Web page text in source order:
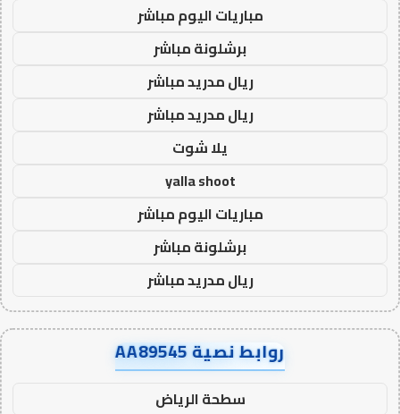
مباريات اليوم مباشر
برشلونة مباشر
ريال مدريد مباشر
ريال مدريد مباشر
يلا شوت
yalla shoot
مباريات اليوم مباشر
برشلونة مباشر
ريال مدريد مباشر
روابط نصية AA89545
سطحة الرياض